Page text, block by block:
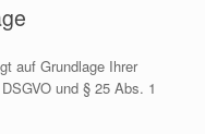
auf Grundlage Ihrer
und § 25 Abs. 1